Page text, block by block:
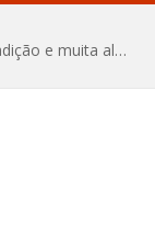
Afuá comemora 136 anos com orgulho, tradição e muita alegria na Quadra Dr. Nelson Salomão